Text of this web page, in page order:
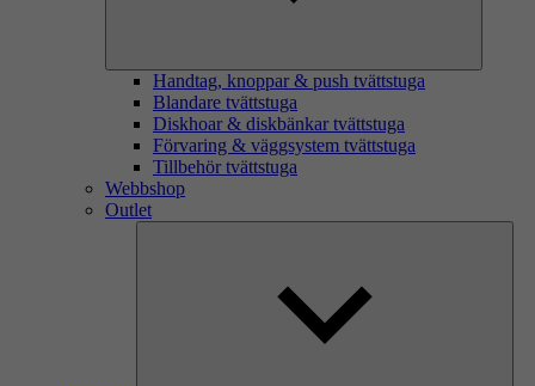
Handtag, knoppar & push tvättstuga
Blandare tvättstuga
Diskhoar & diskbänkar tvättstuga
Förvaring & väggsystem tvättstuga
Tillbehör tvättstuga
Webbshop
Outlet